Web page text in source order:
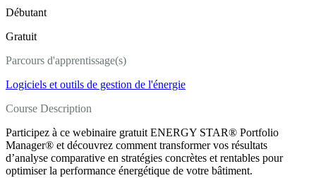
Débutant
Gratuit
Parcours d'apprentissage(s)
Logiciels et outils de gestion de l'énergie
Course Description
Participez à ce webinaire gratuit ENERGY STAR® Portfolio
Manager® et découvrez comment transformer vos résultats
d’analyse comparative en stratégies concrètes et rentables pour
optimiser la performance énergétique de votre bâtiment.